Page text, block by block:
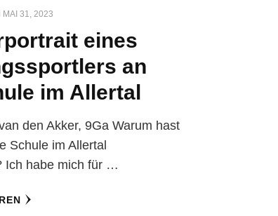
MAI 31, 2023
eines
an
im Allertal
den Akker, 9Ga Warum hast
Schule im Allertal
Ich habe mich für …